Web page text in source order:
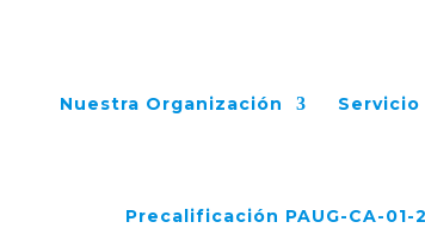
Nuestra Organización Servicio
Precalificación PAUG-CA-01-